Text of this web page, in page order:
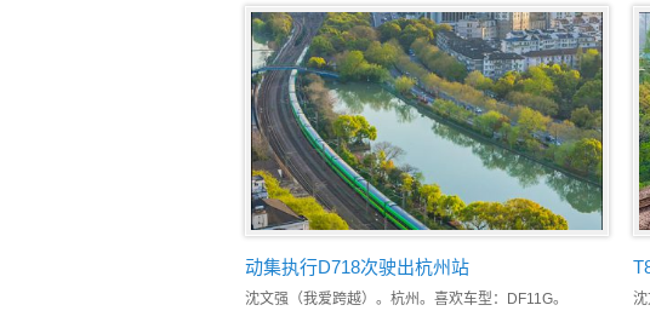
动集执行D718次驶出杭州站
沈文强（我爱跨越）。杭州。喜欢车型：DF11G。